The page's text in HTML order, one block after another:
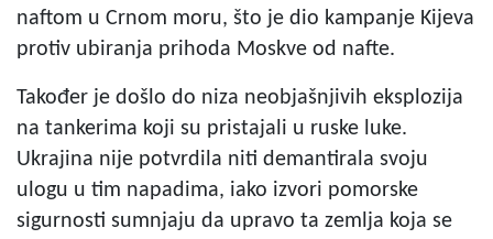
naftom u Crnom moru, što je dio kampanje Kijeva
protiv ubiranja prihoda Moskve od nafte.
Također je došlo do niza neobjašnjivih eksplozija
na tankerima koji su pristajali u ruske luke.
Ukrajina nije potvrdila niti demantirala svoju
ulogu u tim napadima, iako izvori pomorske
sigurnosti sumnjaju da upravo ta zemlja koja se